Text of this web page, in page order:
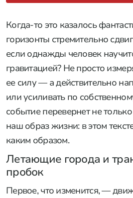
Когда-то это казалось
горизонты стремительно
если однажды человек
гравитацией? Не просто
ее силу — а действительно
или усиливать по
событие перевернет не
наш образ жизни: в этом
каким образом.
Летающие города и
пробок
Первое, что изменится, —